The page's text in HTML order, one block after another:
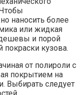
наносить более
или жидкая
и порой
кузова.
от полироли с
покрытием на
Выбирать следует